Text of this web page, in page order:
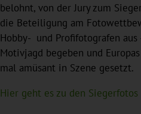
belohnt, von der Jury zum
die Beteiligung am
Hobby- und Profifotografen
Motivjagd begeben und
mal amüsant in Szene gesetzt.
Hier geht es zu den Siegerfotos